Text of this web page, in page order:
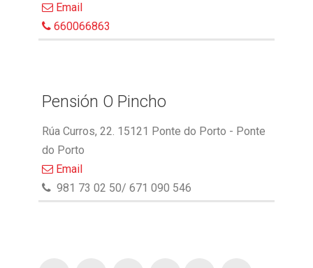
Email
660066863
Pensión O Pincho
Rúa Curros, 22. 15121 Ponte do Porto - Ponte
do Porto
Email
981 73 02 50/ 671 090 546